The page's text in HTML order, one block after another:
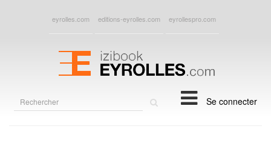
eyrolles.com editions-eyrolles.com eyrollespro.com
Se connecter